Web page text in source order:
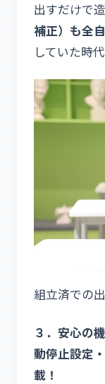
出すだけで
補正）も全
していた時
組立済での
３．安心の
動停止設定・
載！